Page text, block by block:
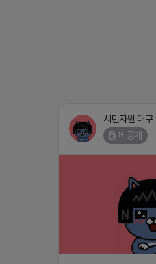
서민자원.대구
비공개